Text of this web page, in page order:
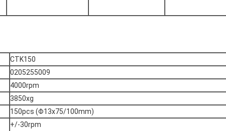
CTK150
0205255009
4000rpm
3850xg
150pcs (Φ13x75/100mm)
+/-30rpm